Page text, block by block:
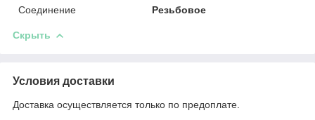
Соединение Резьбовое
Скрыть
Условия доставки
Доставка осуществляется только по предоплате.